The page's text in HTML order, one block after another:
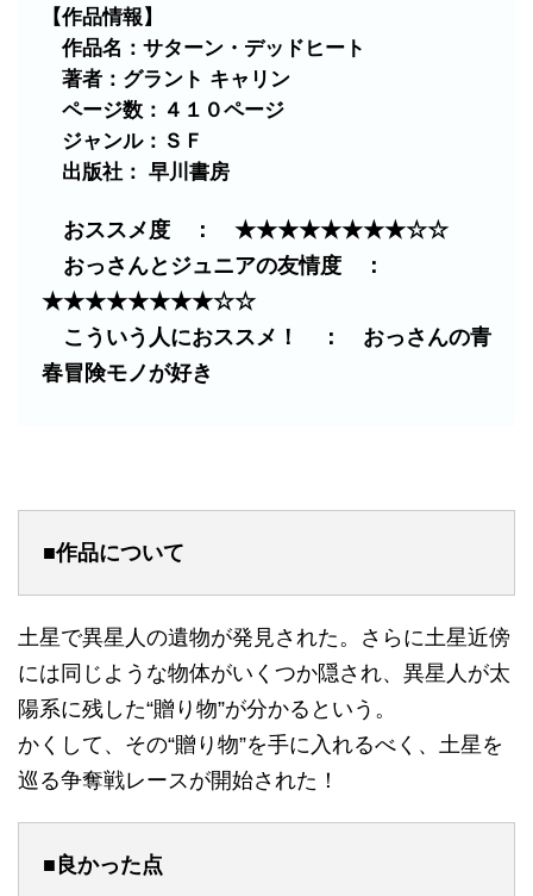
【作品情報】
作品名：サターン・デッドヒート
著者：グラント キャリン
ページ数：４１０ページ
ジャンル：ＳＦ
出版社： 早川書房
おススメ度 ： ★★★★★★★★☆☆
おっさんとジュニアの友情度 ：
★★★★★★★★☆☆
こういう人におススメ！ ： おっさんの青
春冒険モノが好き
■作品について
土星で異星人の遺物が発見された。さらに土星近傍
には同じような物体がいくつか隠され、異星人が太
陽系に残した“贈り物”が分かるという。
かくして、その“贈り物”を手に入れるべく、土星を
巡る争奪戦レースが開始された！
■良かった点